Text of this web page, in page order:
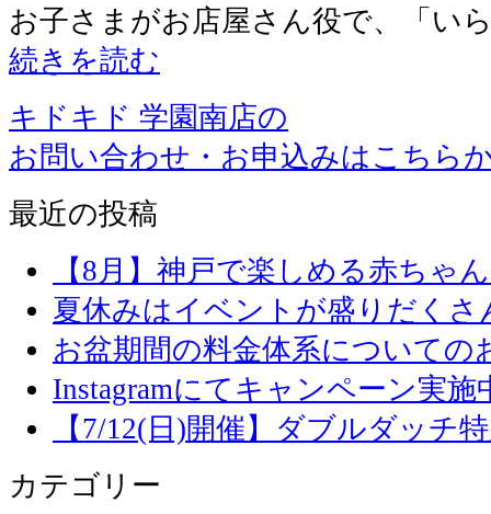
お子さまがお店屋さん役で、「い
続きを読む
キドキド 学園南店の
お問い合わせ・お申込みはこちら
最近の投稿
【8月】神戸で楽しめる赤ちゃ
夏休みはイベントが盛りだくさ
お盆期間の料金体系についての
Instagramにてキャンペーン実施
【7/12(日)開催】ダブルダッチ
カテゴリー